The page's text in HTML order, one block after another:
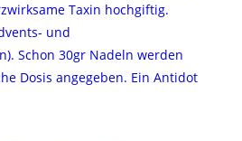
Taxin hochgiftig.
und
Schon 30gr Nadeln werden
Dosis angegeben. Ein Antidot